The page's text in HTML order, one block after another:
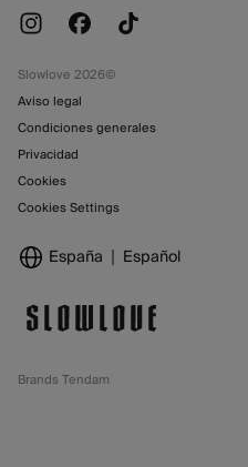
Slowlove 2026©
Aviso legal
Condiciones generales
Privacidad
Cookies
Cookies Settings
España Español
Brands Tendam